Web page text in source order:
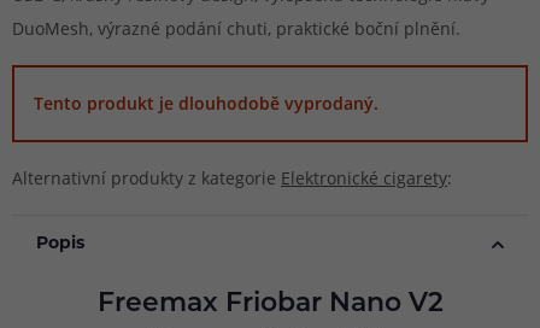
DuoMesh, výrazné podání chuti, praktické boční plnění.
Tento produkt je dlouhodobě vyprodaný.
Alternativní produkty z kategorie Elektronické cigarety:
Popis
Freemax Friobar Nano V2